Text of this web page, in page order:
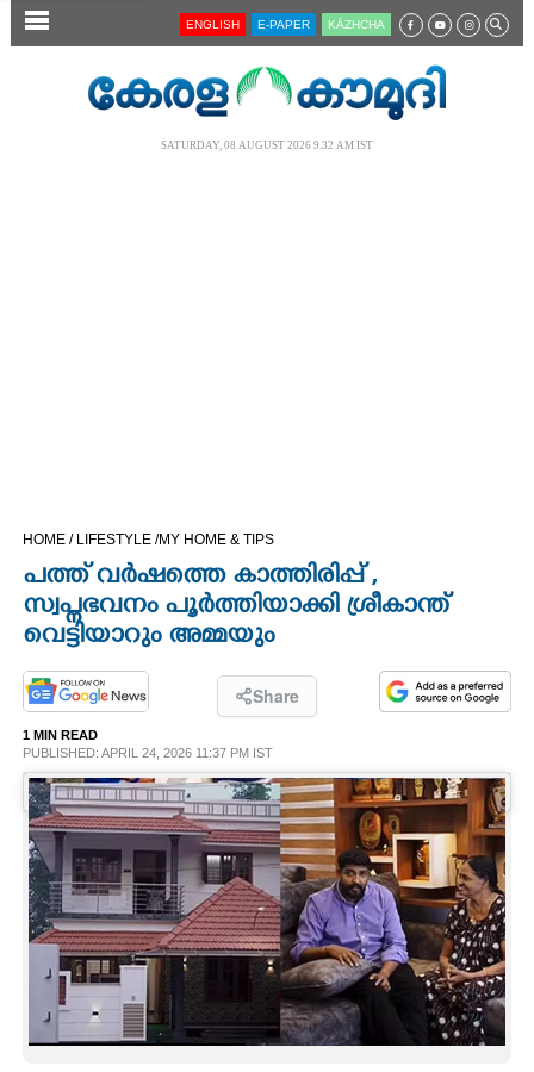
SECTIONS
OPINION
PHOTOS
LIFESTYLE
SPIRITUAL
INFO+
ART
ASTRO
ENGLISH E-PAPER KĀZHCHA
SATURDAY, 08 AUGUST 2026 9.32 AM IST
HOME / LIFESTYLE /MY HOME & TIPS
പത്ത് വ‍‍ർഷത്തെ കാത്തിരിപ്പ് ,​
സ്വപ്നഭവനം പൂർത്തിയാക്കി ശ്രീകാന്ത്
വെട്ടിയാറും അമ്മയും
Share
1 MIN READ
PUBLISHED: APRIL 24, 2026 11:37 PM IST